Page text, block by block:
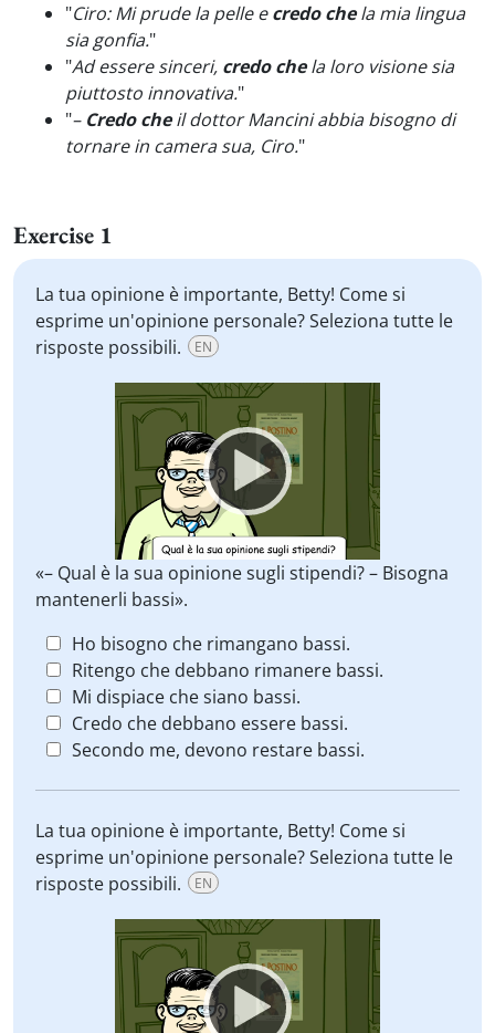
"Ciro: Mi prude la pelle ecredo chela mia lingua
sia gonfia."
"Ad essere sinceri, credo chela loro visione sia
piuttosto innovativa."
"– Credo cheil dottor Mancini abbia bisogno di
tornare in camera sua, Ciro."
Exercise 1
La tua opinione è importante, Betty! Come si
esprime un'opinione personale? Seleziona tutte le
risposte possibili.
EN
Video
Player
«– Qual è la sua opinione sugli stipendi? – Bisogna
mantenerli bassi».
Ho bisogno che rimangano bassi.
Ritengo che debbano rimanere bassi.
Mi dispiace che siano bassi.
Credo che debbano essere bassi.
Secondo me, devono restare bassi.
La tua opinione è importante, Betty! Come si
esprime un'opinione personale? Seleziona tutte le
risposte possibili.
EN
Video
Player